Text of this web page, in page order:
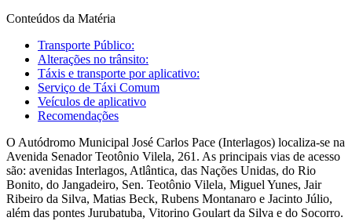
Conteúdos da Matéria
Transporte Público:
Alterações no trânsito:
Táxis e transporte por aplicativo:
Serviço de Táxi Comum
Veículos de aplicativo
Recomendações
O Autódromo Municipal José Carlos Pace (Interlagos) localiza-se na
Avenida Senador Teotônio Vilela, 261. As principais vias de acesso
são: avenidas Interlagos, Atlântica, das Nações Unidas, do Rio
Bonito, do Jangadeiro, Sen. Teotônio Vilela, Miguel Yunes, Jair
Ribeiro da Silva, Matias Beck, Rubens Montanaro e Jacinto Júlio,
além das pontes Jurubatuba, Vitorino Goulart da Silva e do Socorro.